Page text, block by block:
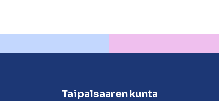
Taipalsaaren kunta